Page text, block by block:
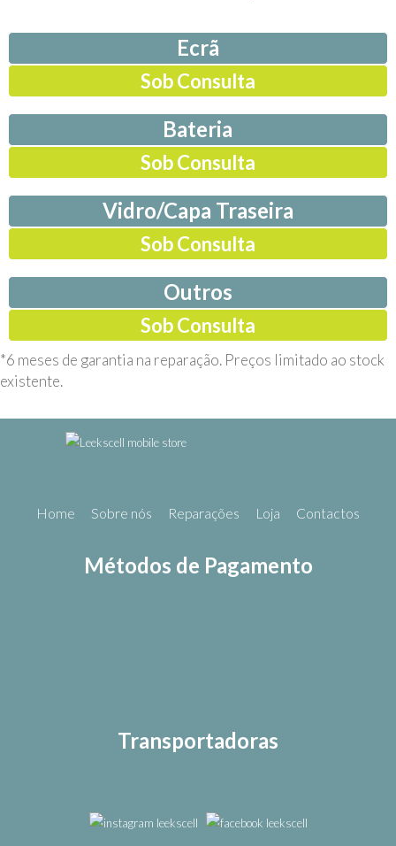
Ecrã
Sob Consulta
Bateria
Sob Consulta
Vidro/Capa Traseira
Sob Consulta
Outros
Sob Consulta
*6 meses de garantia na reparação. Preços limitado ao stock
existente.
Home Sobre nós Reparações Loja Contactos
Métodos de Pagamento
Transportadoras